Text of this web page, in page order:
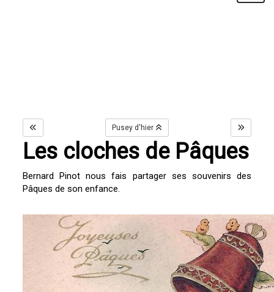
Pusey d'hier
Les cloches de Pâques
Bernard Pinot nous fais partager ses souvenirs des
Pâques de son enfance.